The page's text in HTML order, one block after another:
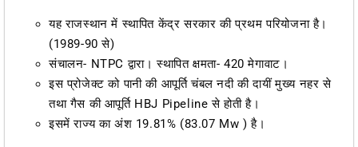
यह राजस्थान में स्थापित केंद्र सरकार की प्रथम परियोजना है।
(1989-90 से)
संचालन- NTPC द्वारा। स्थापित क्षमता- 420 मेगावाट।
इस प्रोजेक्ट को पानी की आपूर्ति चंबल नदी की दायीं मुख्य नहर से
तथा गैस की आपूर्ति HBJ Pipeline से होती है।
इसमें राज्य का अंश 19.81% (83.07 Mw ) है।